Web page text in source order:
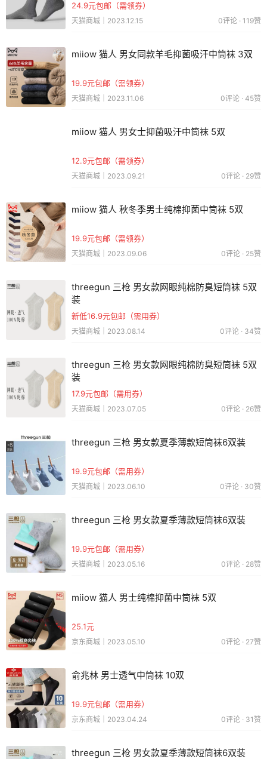
24.9元包邮（需领券）
天猫商城｜2023.12.15 0评论 · 119赞
miiow 猫人 男女同款羊毛抑菌吸汗中筒袜 3双
19.9元包邮（需领券）
天猫商城｜2023.11.06 0评论 · 45赞
miiow 猫人 男女士抑菌吸汗中筒袜 5双
12.9元包邮（需领券）
天猫商城｜2023.09.21 0评论 · 29赞
miiow 猫人 秋冬季男士纯棉抑菌中筒袜 5双
19.9元包邮（需领券）
天猫商城｜2023.09.06 0评论 · 25赞
threegun 三枪 男女款网眼纯棉防臭短筒袜 5双
装
新低16.9元包邮（需用券）
天猫商城｜2023.08.14 0评论 · 34赞
threegun 三枪 男女款网眼纯棉防臭短筒袜 5双
装
17.9元包邮（需用券）
天猫商城｜2023.07.05 0评论 · 26赞
threegun 三枪 男女款夏季薄款短筒袜6双装
19.9元包邮（需用券）
天猫商城｜2023.06.10 0评论 · 30赞
threegun 三枪 男女款夏季薄款短筒袜6双装
19.9元包邮（需用券）
天猫商城｜2023.05.16 0评论 · 28赞
miiow 猫人 男士纯棉抑菌中筒袜 5双
25.1元
京东商城｜2023.05.10 0评论 · 27赞
俞兆林 男士透气中筒袜 10双
19.9元包邮（需用券）
京东商城｜2023.04.24 0评论 · 31赞
threegun 三枪 男女款夏季薄款短筒袜6双装